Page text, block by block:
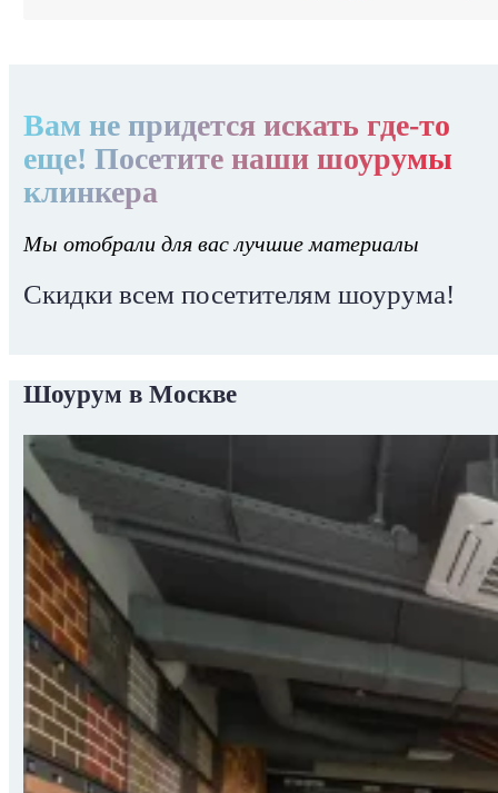
Вам не придется искать где-то
еще! Посетите наши шоурумы
клинкера
Мы отобрали для вас лучшие материалы
Скидки всем посетителям шоурума!
Шоурум в Москве